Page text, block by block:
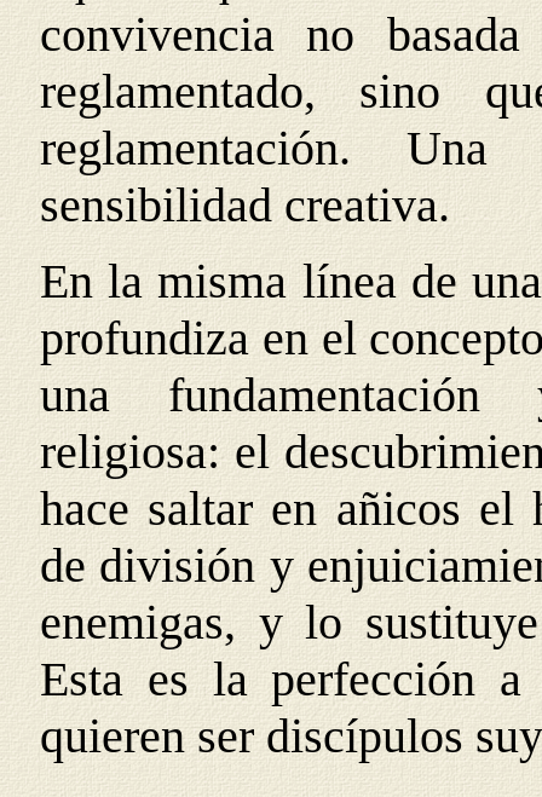
convivencia no
reglamentado, sino
reglamentación.
sensibilidad creativa.
En la misma línea de
profundiza en el
una fundamentación
religiosa: el
hace saltar en añicos el
de división y
enemigas, y lo
Esta es la perfección
quieren ser discípulos